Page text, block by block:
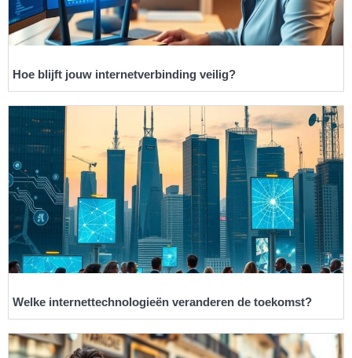
Hoe blijft jouw internetverbinding veilig?
Welke internettechnologieën veranderen de toekomst?